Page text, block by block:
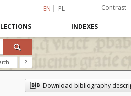
EN PL Contrast
INDEXES
?
Download bibliography